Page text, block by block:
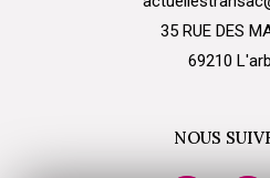
35 RUE DES
69210
NOUS